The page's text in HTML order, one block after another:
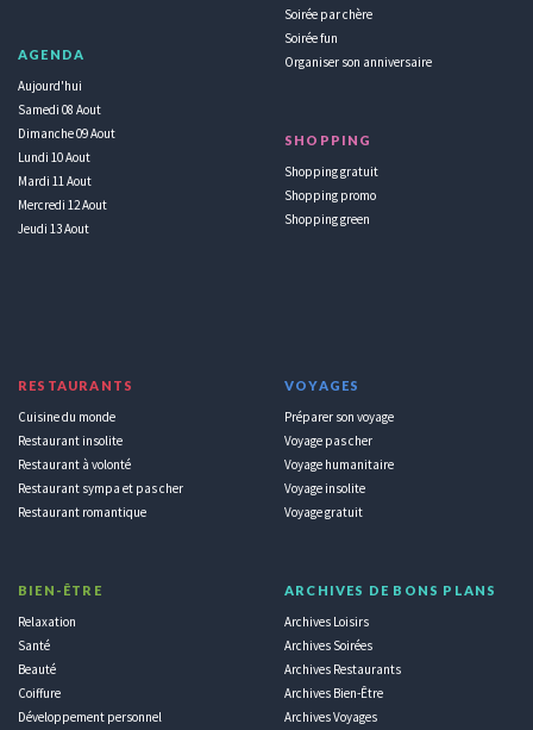
AGENDA
Aujourd'hui
Samedi 08 Aout
Dimanche 09 Aout
Lundi 10 Aout
Mardi 11 Aout
Mercredi 12 Aout
Jeudi 13 Aout
Soirée par chère
Soirée fun
Organiser son anniversaire
SHOPPING
Shopping gratuit
Shopping promo
Shopping green
RESTAURANTS
Cuisine du monde
Restaurant insolite
Restaurant à volonté
Restaurant sympa et pas cher
Restaurant romantique
BIEN-ÊTRE
Relaxation
Santé
Beauté
Coiffure
Développement personnel
VOYAGES
Préparer son voyage
Voyage pas cher
Voyage humanitaire
Voyage insolite
Voyage gratuit
ARCHIVES DE BONS PLANS
Archives Loisirs
Archives Soirées
Archives Restaurants
Archives Bien-Être
Archives Voyages